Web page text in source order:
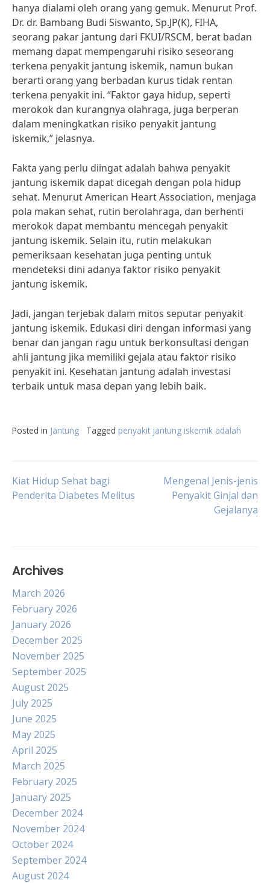
hanya dialami oleh orang yang gemuk. Menurut Prof.
Dr. dr. Bambang Budi Siswanto, Sp.JP(K), FIHA,
seorang pakar jantung dari FKUI/RSCM, berat badan
memang dapat mempengaruhi risiko seseorang
terkena penyakit jantung iskemik, namun bukan
berarti orang yang berbadan kurus tidak rentan
terkena penyakit ini. “Faktor gaya hidup, seperti
merokok dan kurangnya olahraga, juga berperan
dalam meningkatkan risiko penyakit jantung
iskemik,” jelasnya.
Fakta yang perlu diingat adalah bahwa penyakit
jantung iskemik dapat dicegah dengan pola hidup
sehat. Menurut American Heart Association, menjaga
pola makan sehat, rutin berolahraga, dan berhenti
merokok dapat membantu mencegah penyakit
jantung iskemik. Selain itu, rutin melakukan
pemeriksaan kesehatan juga penting untuk
mendeteksi dini adanya faktor risiko penyakit
jantung iskemik.
Jadi, jangan terjebak dalam mitos seputar penyakit
jantung iskemik. Edukasi diri dengan informasi yang
benar dan jangan ragu untuk berkonsultasi dengan
ahli jantung jika memiliki gejala atau faktor risiko
penyakit ini. Kesehatan jantung adalah investasi
terbaik untuk masa depan yang lebih baik.
Posted in Jantung Tagged penyakit jantung iskemik adalah
Post
Kiat Hidup Sehat bagi
Penderita Diabetes Melitus
Mengenal Jenis-jenis
Penyakit Ginjal dan
Gejalanya
Archives
March 2026
February 2026
January 2026
December 2025
November 2025
September 2025
August 2025
July 2025
June 2025
May 2025
April 2025
March 2025
February 2025
January 2025
December 2024
November 2024
October 2024
September 2024
August 2024